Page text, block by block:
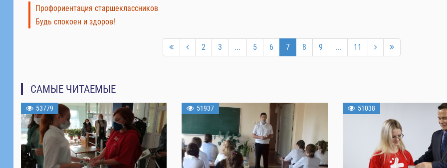
Профориентация старшеклассников
Будь спокоен и здоров!
2 3 ... 5 6 7 8 9 ... 11
САМЫЕ ЧИТАЕМЫЕ
53779 51937 51038